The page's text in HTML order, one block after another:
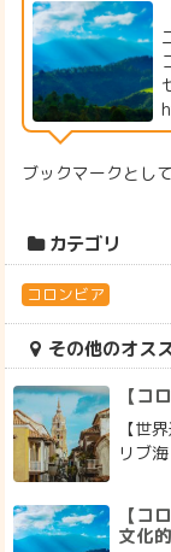
ブックマークとし
カテゴリ
コロンビア
その他のオス
【コ
【世
リブ
【コ
文化